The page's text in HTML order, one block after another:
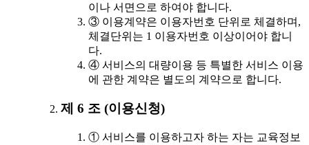
이나 서면으로 하여야 합니다.
③ 이용계약은 이용자번호 단위로 체결하며,
체결단위는 1 이용자번호 이상이어야 합니
다.
④ 서비스의 대량이용 등 특별한 서비스 이용
에 관한 계약은 별도의 계약으로 합니다.
제 6 조 (이용신청)
① 서비스를 이용하고자 하는 자는 교육정보